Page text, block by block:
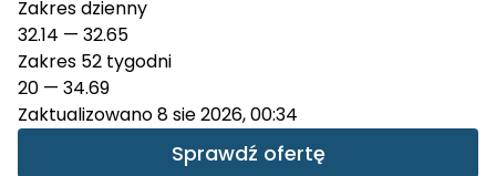
Zakres dzienny
32.14 — 32.65
Zakres 52 tygodni
20 — 34.69
Zaktualizowano 8 sie 2026, 00:34
Sprawdź ofertę